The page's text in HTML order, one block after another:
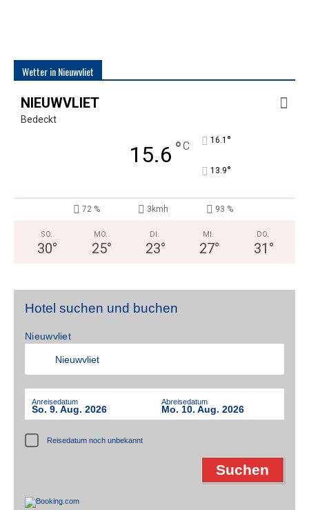
Wetter in Nieuwvliet
NIEUWVLIET
Bedeckt
15.6 °C 16.1 °
13.9°
72 % 3kmh 93 %
SO.
30°
MO.
25°
DI.
23°
MI.
27°
DO.
31 °
Hotel suchen und buchen
Nieuwvliet
Anreisedatum
So. 9. Aug. 2026
Abreisedatum
Mo. 10. Aug. 2026
Reisedatum noch unbekannt